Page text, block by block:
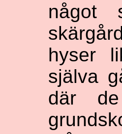
något
hyser
själva
där